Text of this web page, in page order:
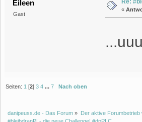
Eileen
Gast
«
Seiten: 1 [2]3 4 ...7 Nach oben
danipeuss.de - Das Forum » Der aktive Forumbetrieb